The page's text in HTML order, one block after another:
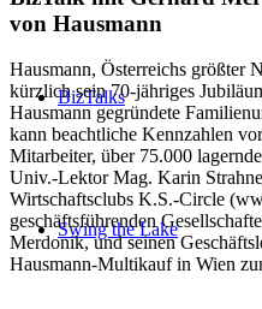
BizTalks
Swing the Lake
von Hausmann
Hausmann, Österreichs größter
kürzlich sein 70-jähriges
Hausmann gegründete
kann beachtliche Kennzahlen
Mitarbeiter, über 75.000
Univ.-Lektor Mag. Karin
Wirtschaftsclubs K.S.-Circle
geschäftsführenden
Merdonik, und seinen
Hausmann-Multikauf in Wien